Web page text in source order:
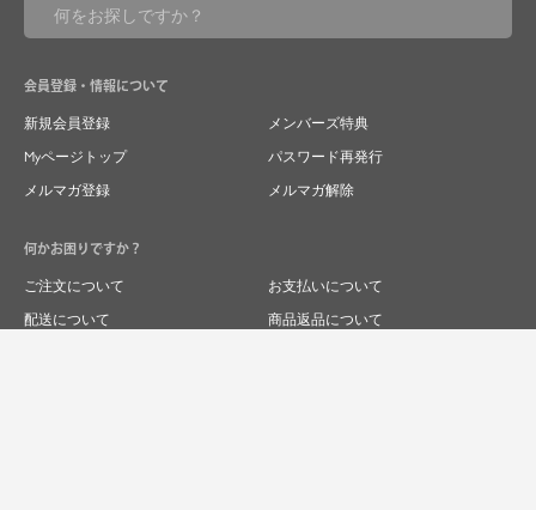
会員登録・情報について
新規会員登録
メンバーズ特典
Myページトップ
パスワード再発行
メルマガ登録
メルマガ解除
何かお困りですか？
ご注文について
お支払いについて
配送について
商品返品について